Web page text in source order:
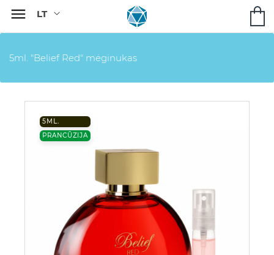

5ml. "Belief Red" mėginukas
5ML.
PRANCŪZIJA